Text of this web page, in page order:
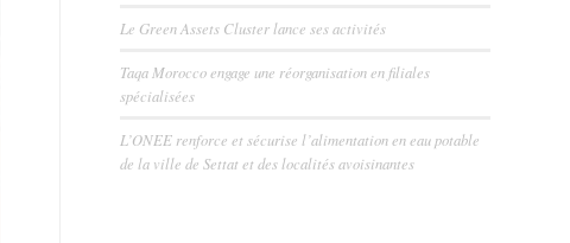
Le Green Assets Cluster lance ses activités
Taqa Morocco engage une réorganisation en filiales
spécialisées
L’ONEE renforce et sécurise l’alimentation en eau potable
de la ville de Settat et des localités avoisinantes